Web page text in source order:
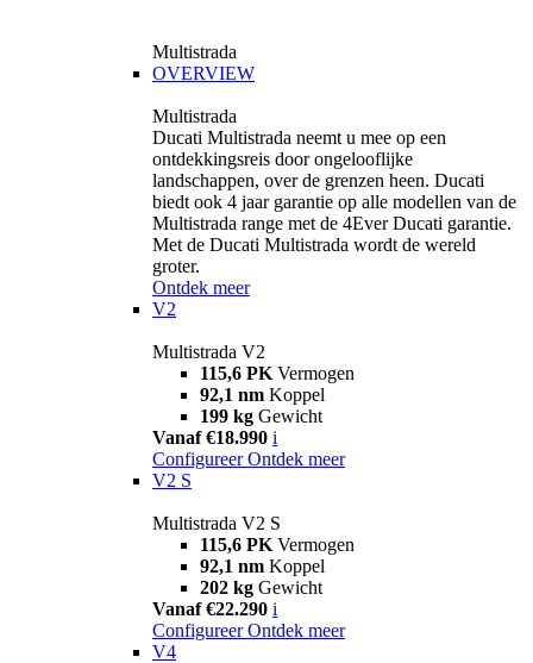
Multistrada
OVERVIEW
Multistrada
Ducati Multistrada neemt u mee op een
ontdekkingsreis door ongelooflijke
landschappen, over de grenzen heen. Ducati
biedt ook 4 jaar garantie op alle modellen van de
Multistrada range met de 4Ever Ducati garantie.
Met de Ducati Multistrada wordt de wereld
groter.
Ontdek meer
V2
Multistrada V2
115,6 PK Vermogen
92,1 nm Koppel
199 kg Gewicht
Vanaf €18.990 i
Configureer Ontdek meer
V2 S
Multistrada V2 S
115,6 PK Vermogen
92,1 nm Koppel
202 kg Gewicht
Vanaf €22.290 i
Configureer Ontdek meer
V4